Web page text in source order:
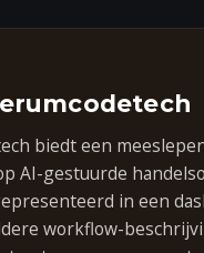
biedt een
AI-gestuurde
in een
workflow-